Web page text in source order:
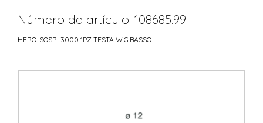
Número de artículo: 108685.99
HERO: SOSP.L3000 1PZ TESTA W.G.BASSO